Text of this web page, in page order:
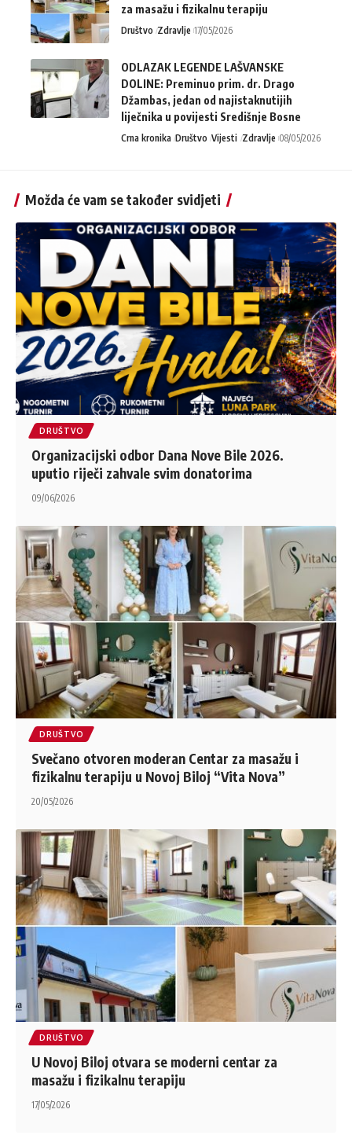
za masažu i fizikalnu terapiju
Društvo Zdravlje 17/05/2026
ODLAZAK LEGENDE LAŠVANSKE
DOLINE: Preminuo prim. dr. Drago
Džambas, jedan od najistaknutijih
liječnika u povijesti Središnje Bosne
Crna kronika Društvo Vijesti Zdravlje 08/05/2026
Možda će vam se također svidjeti
DRUŠTVO
Organizacijski odbor Dana Nove Bile 2026.
uputio riječi zahvale svim donatorima
09/06/2026
DRUŠTVO
Svečano otvoren moderan Centar za masažu i
fizikalnu terapiju u Novoj Biloj “Vita Nova”
20/05/2026
DRUŠTVO
U Novoj Biloj otvara se moderni centar za
masažu i fizikalnu terapiju
17/05/2026